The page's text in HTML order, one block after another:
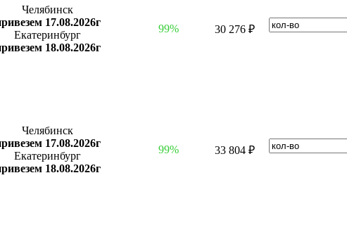
Челябинск
17.08.2026г
Екатеринбург
18.08.2026г
99% 30 276 ₽
Челябинск
17.08.2026г
Екатеринбург
18.08.2026г
99% 33 804 ₽